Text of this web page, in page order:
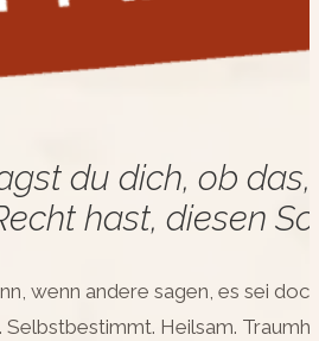
du dich, ob
hast, diesen
wenn andere sagen, es sei
Selbstbestimmt. Heilsam.